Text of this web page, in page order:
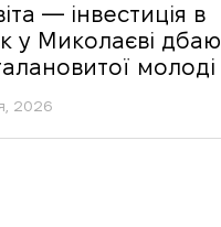
— інвестиція в
у Миколаєві
молоді
2026